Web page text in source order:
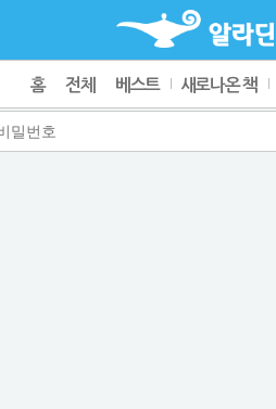
홈 전체 베스트 새로나온 책